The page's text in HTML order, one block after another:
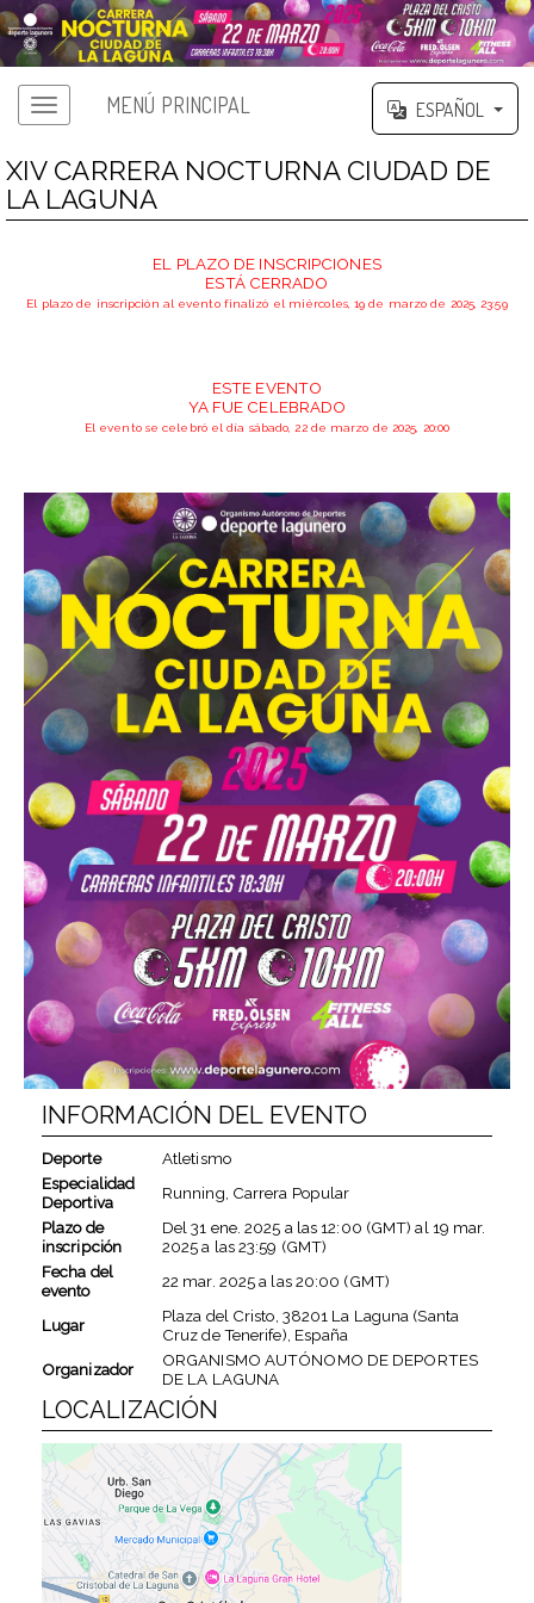
MENÚ PRINCIPAL ESPAÑOL
XIV CARRERA NOCTURNA CIUDAD DE
LA LAGUNA
EL PLAZO DE INSCRIPCIONES
ESTÁ CERRADO
El plazo de inscripción al evento finalizó el miércoles, 19 de marzo de 2025, 23:59
ESTE EVENTO
YA FUE CELEBRADO
El evento se celebró el día sábado, 22 de marzo de 2025, 20:00
INFORMACIÓN DEL EVENTO
Deporte
Atletismo
Especialidad
Deportiva
Running, Carrera Popular
Plazo de
inscripción
Del31 ene. 2025 a las12:00 (GMT) al19 mar.
2025a las23:59 (GMT)
Fecha del
evento
22 mar. 2025a las20:00 (GMT)
Lugar
Plaza del Cristo, 38201 La Laguna (Santa
Cruz de Tenerife), España
Organizador
ORGANISMO AUTÓNOMO DE DEPORTES
DE LA LAGUNA
LOCALIZACIÓN